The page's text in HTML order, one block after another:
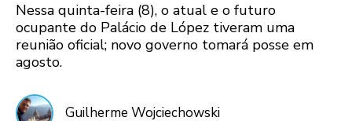
Nessa quinta-feira (8), o atual e o futuro
ocupante do Palácio de López tiveram uma
reunião oficial; novo governo tomará posse em
agosto.
Guilherme Wojciechowski